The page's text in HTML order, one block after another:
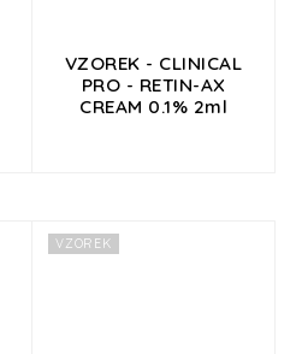
VZOREK - CLINICAL
PRO - RETIN-AX
CREAM 0.1% 2ml
VZOREK